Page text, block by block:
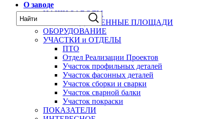
О заводе
НАШИ ЗАВОДЫ
ПРОИЗВОДСТВЕННЫЕ ПЛОЩАДИ
ОБОРУДОВАНИЕ
УЧАСТКИ и ОТДЕЛЫ
ПТО
Отдел Реализации Проектов
Участок профильных деталей
Участок фасонных деталей
Участок сборки и сварки
Участок сварной балки
Участок покраски
ПОКАЗАТЕЛИ